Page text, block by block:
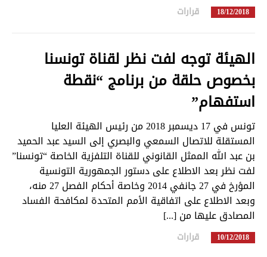
18/12/2018 قرارات
الهيئة توجه لفت نظر لقناة تونسنا
بخصوص حلقة من برنامج “نقطة
استفهام”
تونس في 17 ديسمبر 2018 من رئيس الهيئة العليا
المستقلة للاتصال السمعي والبصري إلى السيد عبد الحميد
بن عبد الله الممثل القانوني للقناة التلفزية الخاصة “تونسنا”
لفت نظر بعد الاطلاع على دستور الجمهورية التونسية
المؤرخ في 27 جانفي 2014 وخاصة أحكام الفصل 27 منه،
وبعد الاطلاع على اتفاقية الأمم المتحدة لمكافحة الفساد
المصادق عليها من [...]
10/12/2018 قرارات